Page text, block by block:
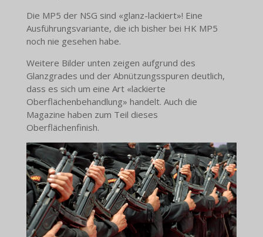
Die MP5 der NSG sind «glanz-lackiert»! Eine
Ausführungsvariante, die ich bisher bei HK MP5
noch nie gesehen habe.
Weitere Bilder unten zeigen aufgrund des
Glanzgrades und der Abnützungsspuren deutlich,
dass es sich um eine Art «lackierte
Oberflächenbehandlung» handelt. Auch die
Magazine haben zum Teil dieses
Oberflächenfinish.